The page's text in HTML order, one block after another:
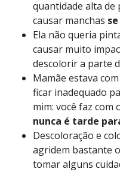
quantidade alta
causar manchas
Ela não queria
causar muito
descolorir a parte
Mamãe estava
ficar inadequado
mim: você faz com
nunca é tarde
Descoloração e
agridem bastante
tomar alguns